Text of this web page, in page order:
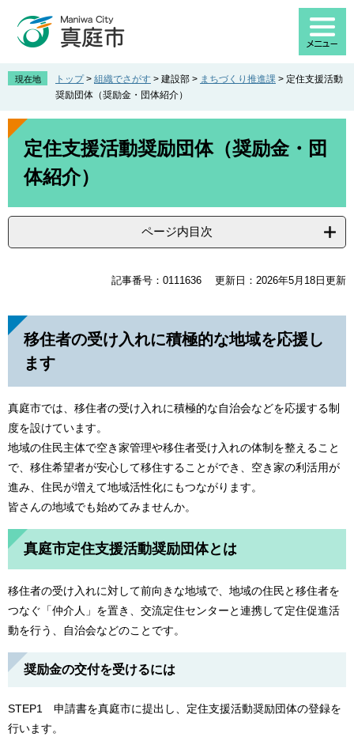
先
。
を
て
現在地 トップ > 組織でさがす > 建設部 > まちづくり推進課 > 定住支援活動
奨励団体（奨励金・団体紹介）
本
定住支援活動奨励団体（奨励金・団
体紹介）
ページ内目次
記事番号：0111636 更新日：2026年5月18日更新
移住者の受け入れに積極的な地域を応援し
ます
真庭市では、移住者の受け入れに積極的な自治会などを応援する制
度を設けています。
地域の住民主体で空き家管理や移住者受け入れの体制を整えること
で、移住希望者が安心して移住することができ、空き家の利活用が
進み、住民が増えて地域活性化にもつながります。
皆さんの地域でも始めてみませんか。
真庭市定住支援活動奨励団体とは
移住者の受け入れに対して前向きな地域で、地域の住民と移住者を
つなぐ「仲介人」を置き、交流定住センターと連携して定住促進活
動を行う、自治会などのことです。
奨励金の交付を受けるには
STEP1 申請書を真庭市に提出し、定住支援活動奨励団体の登録を
行います。